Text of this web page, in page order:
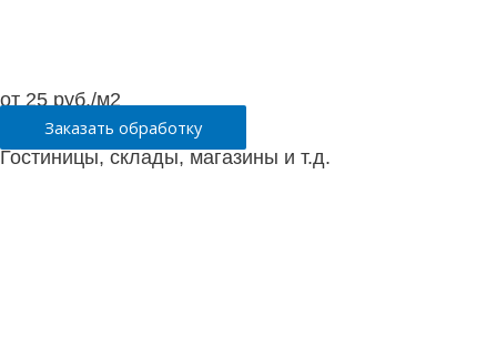
от 25 руб./м2
Заказать обработку
Гостиницы, склады, магазины и т.д.